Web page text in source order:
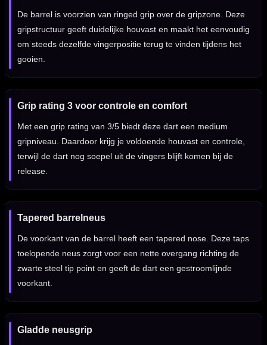
De barrel is voorzien van ringed grip over de gripzone. Deze
gripstructuur geeft duidelijke houvast en maakt het eenvoudig
om steeds dezelfde vingerpositie terug te vinden tijdens het
gooien.
Grip rating 3 voor controle en comfort
Met een grip rating van 3/5 biedt deze dart een medium
gripniveau. Daardoor krijg je voldoende houvast en controle,
terwijl de dart nog soepel uit de vingers blijft komen bij de
release.
Tapered barrelneus
De voorkant van de barrel heeft een tapered nose. Deze taps
toelopende neus zorgt voor een nette overgang richting de
zwarte steel tip point en geeft de dart een gestroomlijnde
voorkant.
Gladde neusgrip